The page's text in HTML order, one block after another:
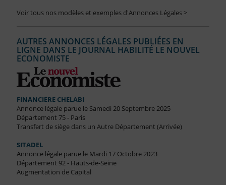
Voir tous nos modèles et exemples d'Annonces Légales >
AUTRES ANNONCES LÉGALES PUBLIÉES EN
LIGNE DANS LE JOURNAL HABILITÉ LE NOUVEL
ECONOMISTE
FINANCIERE CHELABI
Annonce légale parue le Samedi 20 Septembre 2025
Département 75 - Paris
Transfert de siège dans un Autre Département (Arrivée)
SITADEL
Annonce légale parue le Mardi 17 Octobre 2023
Département 92 - Hauts-de-Seine
Augmentation de Capital